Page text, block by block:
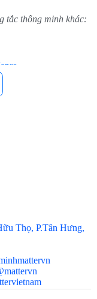
tắc thông minh khác:
thích:
Pro Starter 2M
A60 E27 VN
Ổ cắm thông minh
Plug
đóng rèm cửa. Một
E1
Thọ, P.Tân Hưng,